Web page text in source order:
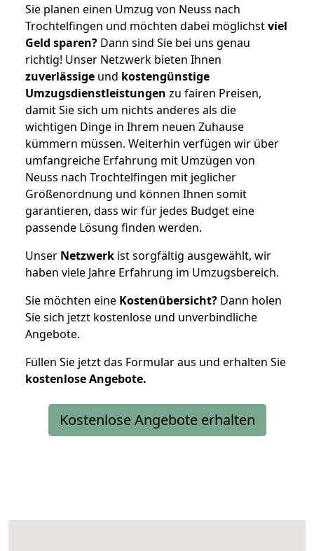
Sie planen einen Umzug von Neuss nach
Trochtelfingen und möchten dabei möglichstviel
Geld sparen? Dann sind Sie bei uns genau
richtig! Unser Netzwerk bieten Ihnen
zuverlässige und kostengünstige
Umzugsdienstleistungen zu fairen Preisen,
damit Sie sich um nichts anderes als die
wichtigen Dinge in Ihrem neuen Zuhause
kümmern müssen. Weiterhin verfügen wir über
umfangreiche Erfahrung mit Umzügen von
Neuss nach Trochtelfingen mit jeglicher
Größenordnung und können Ihnen somit
garantieren, dass wir für jedes Budget eine
passende Lösung finden werden.
Unser Netzwerk ist sorgfältig ausgewählt, wir
haben viele Jahre Erfahrung im Umzugsbereich.
Sie möchten eine Kostenübersicht? Dann holen
Sie sich jetzt kostenlose und unverbindliche
Angebote.
Füllen Sie jetzt das Formular aus und erhalten Sie
kostenloseAngebote.
Kostenlose Angebote erhalten